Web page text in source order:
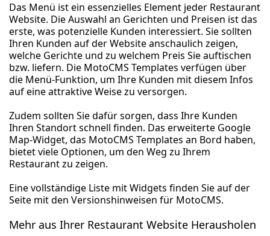
Das Menü ist ein essenzielles Element jeder Restaurant
Website. Die Auswahl an Gerichten und Preisen ist das
erste, was potenzielle Kunden interessiert. Sie sollten
Ihren Kunden auf der Website anschaulich zeigen,
welche Gerichte und zu welchem Preis Sie auftischen
bzw. liefern. Die MotoCMS Templates verfügen über
die Menü-Funktion, um Ihre Kunden mit diesem Infos
auf eine attraktive Weise zu versorgen.
Zudem sollten Sie dafür sorgen, dass Ihre Kunden
Ihren Standort schnell finden. Das erweiterte Google
Map-Widget, das MotoCMS Templates an Bord haben,
bietet viele Optionen, um den Weg zu Ihrem
Restaurant zu zeigen.
Eine vollständige Liste mit Widgets finden Sie auf der
Seite mit den Versionshinweisen für MotoCMS.
Mehr aus Ihrer Restaurant Website Herausholen